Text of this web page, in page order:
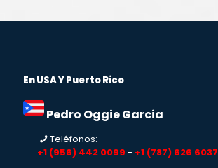
En USA Y Puerto Rico
Pedro Oggie Garcia
Teléfonos:
+1 (956) 442 0099 - +1 (787) 626 6037